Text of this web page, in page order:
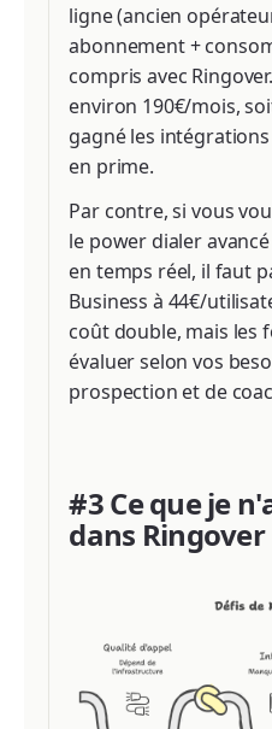
ligne (ancien
abonnement +
compris avec
environ 190€/mois,
gagné les intégrations
en prime.
Par contre, si vous
le power dialer
en temps réel, il faut
Business à 44€/
coût double, mais les
évaluer selon vos
prospection et de
#3 Ce que je
dans Ringover